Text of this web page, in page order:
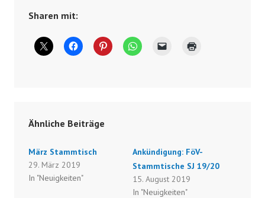
Sharen mit:
Ähnliche Beiträge
März Stammtisch
29. März 2019
In "Neuigkeiten"
Ankündigung: FöV-
Stammtische SJ 19/20
15. August 2019
In "Neuigkeiten"